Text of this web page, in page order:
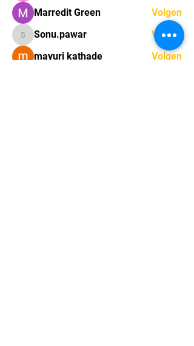
Marredit Green
Volgen
Sonu.pawar
Sonu.pawar
Volgen
mayuri kathade
Volgen